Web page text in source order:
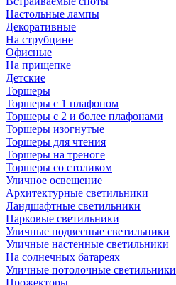
Настольные лампы
Декоративные
На струбцине
Офисные
На прищепке
Детские
Торшеры
Торшеры с 1 плафоном
Торшеры с 2 и более плафонами
Торшеры изогнутые
Торшеры для чтения
Торшеры на треноге
Торшеры со столиком
Уличное освещение
Архитектурные светильники
Ландшафтные светильники
Парковые светильники
Уличные подвесные светильники
Уличные настенные светильники
На солнечных батареях
Уличные потолочные светильники
Прожекторы